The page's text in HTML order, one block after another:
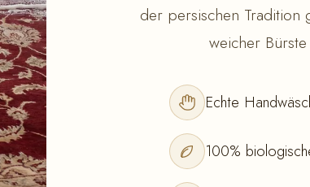
der persischen Tradition
weicher
Echte
100%